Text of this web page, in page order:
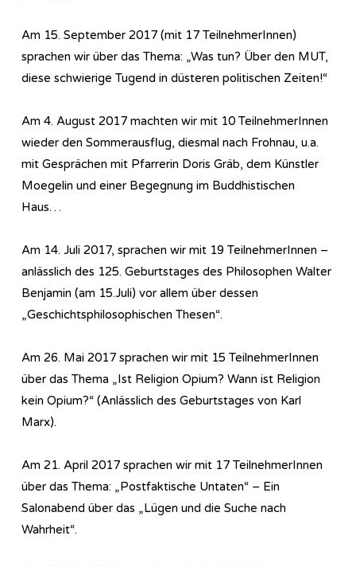
Am 15. September 2017 (mit 17 TeilnehmerInnen)
sprachen wir über das Thema: „Was tun? Über den MUT,
diese schwierige Tugend in düsteren politischen Zeiten!“
Am 4. August 2017 machten wir mit 10 TeilnehmerInnen
wieder den Sommerausflug, diesmal nach Frohnau, u.a.
mit Gesprächen mit Pfarrerin Doris Gräb, dem Künstler
Moegelin und einer Begegnung im Buddhistischen
Haus…
Am 14. Juli 2017, sprachen wir mit 19 TeilnehmerInnen –
anlässlich des 125. Geburtstages des Philosophen Walter
Benjamin (am 15.Juli) vor allem über dessen
„Geschichtsphilosophischen Thesen“.
Am 26. Mai 2017 sprachen wir mit 15 TeilnehmerInnen
über das Thema „Ist Religion Opium? Wann ist Religion
kein Opium?“ (Anlässlich des Geburtstages von Karl
Marx).
Am 21. April 2017 sprachen wir mit 17 TeilnehmerInnen
über das Thema: „Postfaktische Untaten“ – Ein
Salonabend über das „Lügen und die Suche nach
Wahrheit“.